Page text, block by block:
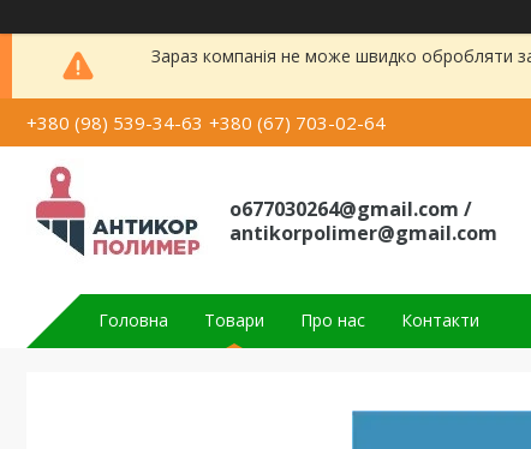
Зараз компанія не може швидко обробляти
+380 (98) 539-34-63 +380 (67) 703-02-64
o677030264@gmail.com /
antikorpolimer@gmail.com
Головна Товари Про нас Контакти